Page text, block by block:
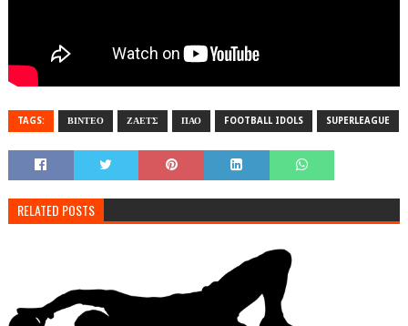
TAGS: ΒΙΝΤΕΟ ΖΑΕΤΣ ΠΑΟ FOOTBALL IDOLS SUPERLEAGUE
RELATED POSTS